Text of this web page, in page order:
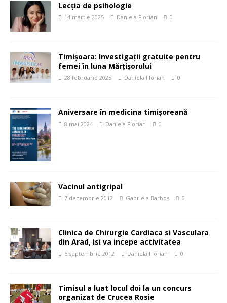
Lecția de psihologie
14 martie 2025 Daniela Florian 0
Timișoara: Investigații gratuite pentru
femei în luna Mărțișorului
28 februarie 2025 Daniela Florian 0
Aniversare în medicina timișoreană
8 mai 2024 Daniela Florian 0
Vacinul antigripal
7 decembrie 2012 Gabriela Barbos 0
Clinica de Chirurgie Cardiaca si Vasculara
din Arad, isi va incepe activitatea
6 septembrie 2012 Daniela Florian 0
Timisul a luat locul doi la un concurs
organizat de Crucea Rosie